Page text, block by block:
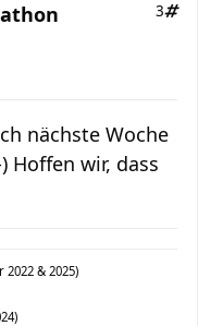
3
nächste Woche
Hoffen wir, dass
2022 & 2025)